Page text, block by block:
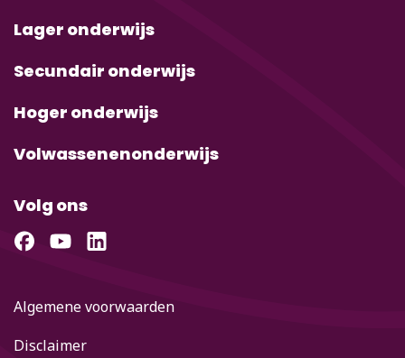
Lager onderwijs
Secundair onderwijs
Hoger onderwijs
Volwassenenonderwijs
Volg ons
Algemene voorwaarden
Disclaimer